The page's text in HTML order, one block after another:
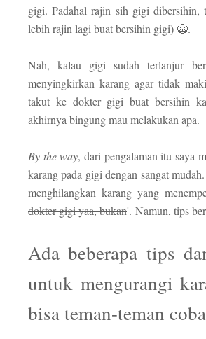
gigi. Padahal rajin sih gigi dibersihin,
lebih rajin lagi buat bersihin gigi) 😬.
Nah, kalau gigi sudah terlanjur
menyingkirkan karang agar tidak
takut ke dokter gigi buat bersihin
akhirnya bingung mau melakukan apa.
By the way, dari pengalaman itu saya
karang pada gigi dengan sangat
menghilangkan karang yang
dokter gigi yaa, bukan'. Namun, tips
Ada beberapa tips
untuk mengurangi
bisa teman-teman